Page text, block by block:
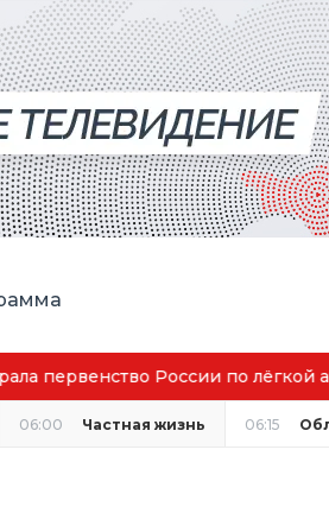
городов с наилучшим
06:00 Частная жизнь 06:15